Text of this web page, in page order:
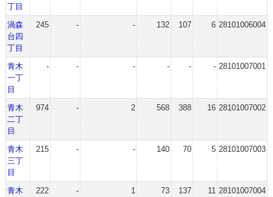
丁目
渦森
台四
丁目
245 - - 132 107 6 28101006004
青木
一丁
目
- - - - - - 28101007001
青木
二丁
目
974 - 2 568 388 16 28101007002
青木
三丁
目
215 - - 140 70 5 28101007003
青木
222 - 1 73 137 11 28101007004